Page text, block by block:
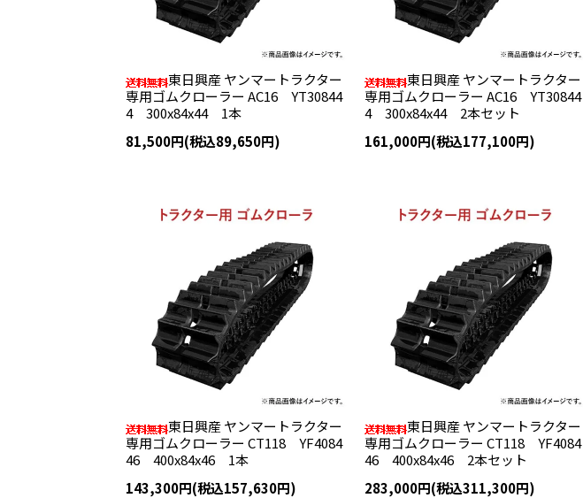
東日興産 ヤンマートラクター
専用ゴムクローラー AC16 YT30844
4 300x84x44 1本
81,500円(税込89,650円)
東日興産 ヤンマートラクター
専用ゴムクローラー AC16 YT30844
4 300x84x44 2本セット
161,000円(税込177,100円)
東日興産 ヤンマートラクター
専用ゴムクローラー CT118 YF4084
46 400x84x46 1本
143,300円(税込157,630円)
東日興産 ヤンマートラクター
専用ゴムクローラー CT118 YF4084
46 400x84x46 2本セット
283,000円(税込311,300円)